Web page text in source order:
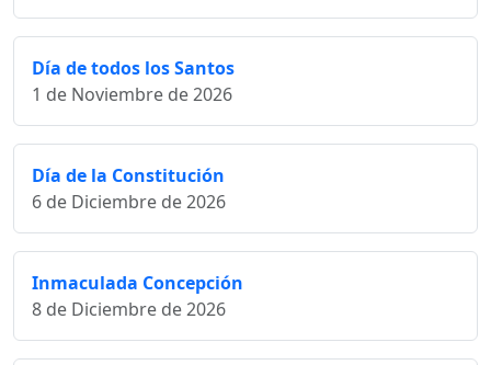
Día de todos los Santos
1 de Noviembre de 2026
Día de la Constitución
6 de Diciembre de 2026
Inmaculada Concepción
8 de Diciembre de 2026